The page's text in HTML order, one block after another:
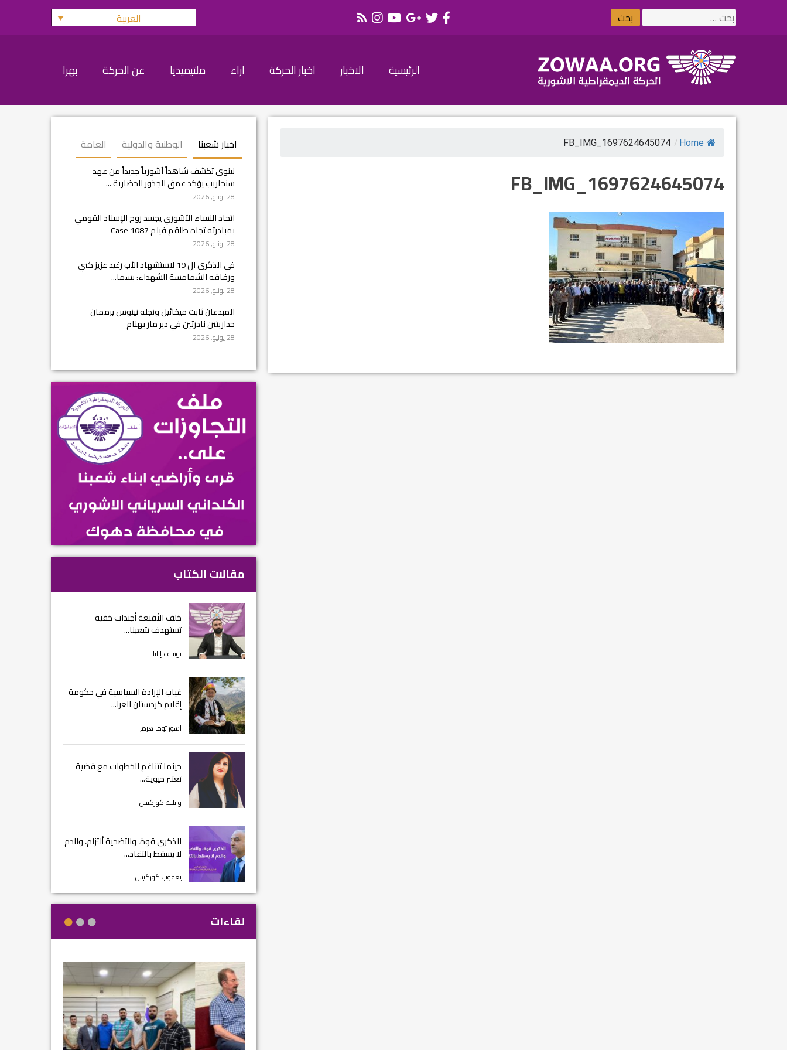
البحث
عن:
العربية
الرئيسية الاخبار اخبار الحركة اراء ملتيميديا عن الحركة بهرا
Home
/
FB_IMG_1697624645074
FB_IMG_1697624645074
اخبار شعبنا الوطنية والدولية العامة
نينوى تكشف شاهداً آشورياً جديداً من عهد
سنحاريب يؤكد عمق الجذور الحضارية ...
28 يونيو, 2026
اتحاد النساء الآشوري يجسد روح الإسناد القومي
بمبادرته تجاه طاقم فيلم Case 1087
28 يونيو, 2026
في الذكرى ال 19 لاستشهاد الأب رغيد عزيز كني
ورفاقه الشمامسة الشهداء: بسما...
28 يونيو, 2026
المبدعان ثابت ميخائيل ونجله نينوس يرممان
جداريتين نادرتين في دير مار بهنام
28 يونيو, 2026
مقالات الكتاب
خلف الأقنعة أجندات خفية
تستهدف شعبنا...
يوسف إيليا
غياب الإرادة السياسية في حكومة
إقليم كردستان العرا...
اشور توما هرمز
حينما تتناغم الخطوات مع قضية
تعتبر حيوية...
وايليت كوركيس
الذكرى قوة، والتضحية ألتزام، والدم
لا يسقط بالتقاد...
يعقوب كوركيس
لقاءات